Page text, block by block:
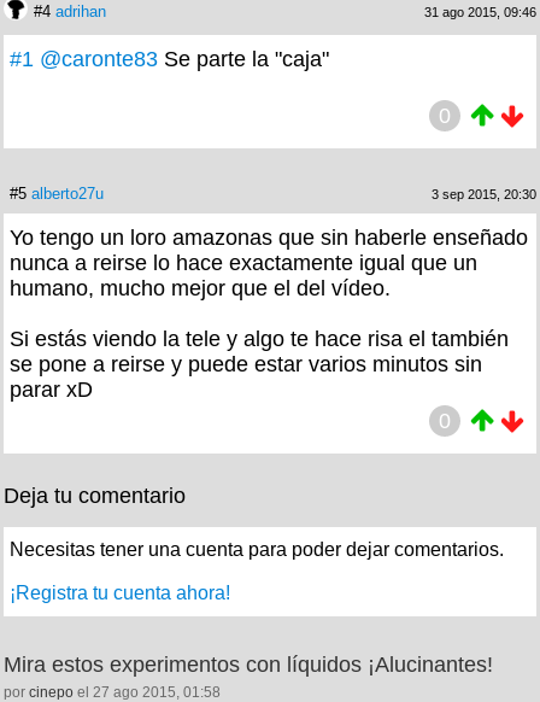
#4 adrihan 31 ago 2015, 09:46
#1 @caronte83 Se parte la "caja"
0
#5 alberto27u 3 sep 2015, 20:30
Yo tengo un loro amazonas que sin haberle enseñado
nunca a reirse lo hace exactamente igual que un
humano, mucho mejor que el del vídeo.
Si estás viendo la tele y algo te hace risa el también
se pone a reirse y puede estar varios minutos sin
parar xD
0
Deja tu comentario
Necesitas tener una cuenta para poder dejar comentarios.
¡Registra tu cuenta ahora!
Mira estos experimentos con líquidos ¡Alucinantes!
por cinepo el 27 ago 2015, 01:58